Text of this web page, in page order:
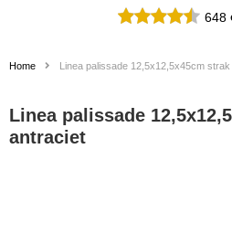
648
Home Linea palissade 12,5x12,5x45cm
Linea palissade
antraciet